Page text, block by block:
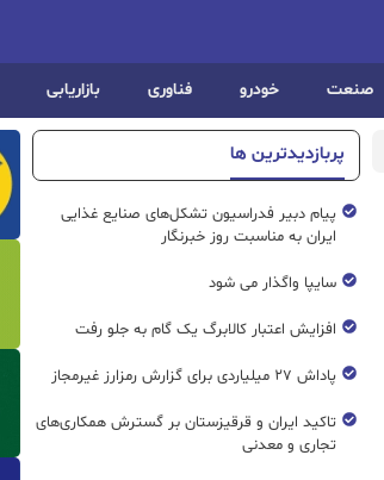
صنعت خودرو فناوری بازاریابی
پربازدیدترین ها
پیام دبیر فدراسیون تشکل‌های صنایع غذایی
ایران به مناسبت روز خبرنگار
سایپا واگذار می شود
افزایش اعتبار کالابرگ یک گام به جلو رفت
پاداش ۲۷ میلیاردی برای گزارش رمزارز غیرمجاز
تاکید ایران و قرقیزستان بر گسترش همکاری‌های
تجاری و معدنی